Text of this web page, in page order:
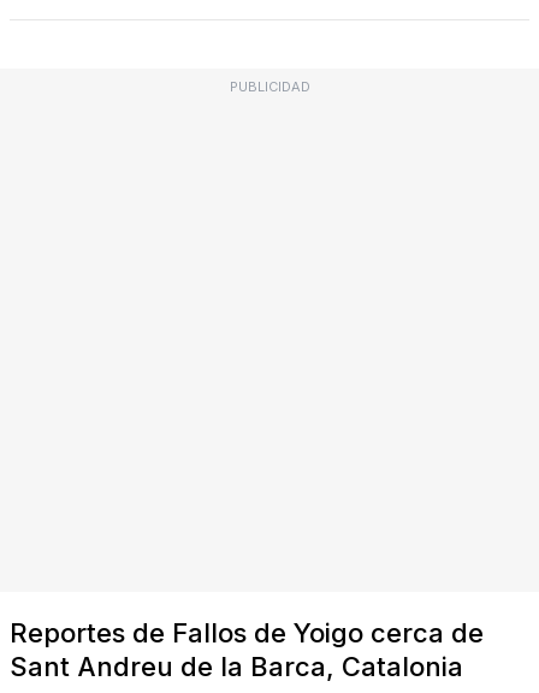
PUBLICIDAD
Reportes de Fallos de Yoigo cerca de
Sant Andreu de la Barca, Catalonia